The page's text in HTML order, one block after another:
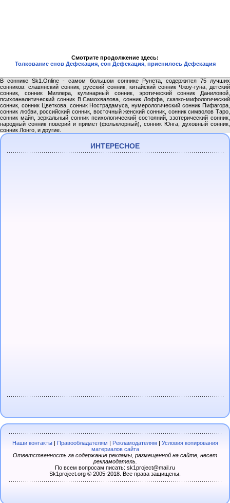
Смотрите продолжение здесь:
Толкование снов Дефекация, сон Дефекация, приснилось Дефекация
В соннике Sk1.Online - самом большом соннике Рунета, содержится 75 лучших
сонников: славянский сонник, русский сонник, китайский сонник Чжоу-гуна, детский
сонник, сонник Миллера, кулинарный сонник, эротический сонник Даниловой,
психоаналитический сонник В.Самохвалова, сонник Лоффа, сказко-мифологический
сонник, сонник Цветкова, сонник Нострадамуса, нумерологический сонник Пифагора,
сонник любви, российский сонник, восточный женский сонник, сонник символов Таро,
сонник майя, зеркальный сонник психологический состояний, эзотерический сонник,
народный сонник поверий и примет (фольклорный), сонник Юнга, духовный сонник,
сонник Лонго, и другие.
ИНТЕРЕСНОЕ
Наши контакты| Правообладателям Рекламодателям
Условия копирования
материалов сайта
Ответственность за содержание рекламы, размещенной на сайте, несет
рекламодатель.
По всем вопросам писать: sk1project@mail.ru
Sk1project.org © 2005-2018. Все права защищены.